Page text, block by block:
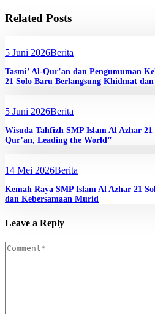
Related Posts
5 Juni 2026Berita
Tasmi’ Al-Qur’an dan Pengumuman
21 Solo Baru Berlangsung Khidmat
5 Juni 2026Berita
Wisuda Tahfizh SMP Islam Al Azhar
Qur’an, Leading the World”
14 Mei 2026Berita
Kemah Raya SMP Islam Al Azhar 21
dan Kebersamaan Murid
Leave a Reply